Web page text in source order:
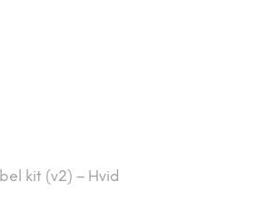
kit (v2) – Hvid